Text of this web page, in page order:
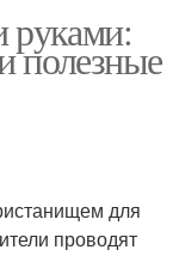
руками:
полезные
для
проводят